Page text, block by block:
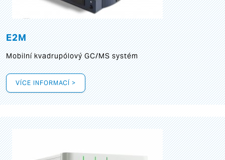
E2M
Mobilní kvadrupólový GC/MS systém
VÍCE INFORMACÍ >